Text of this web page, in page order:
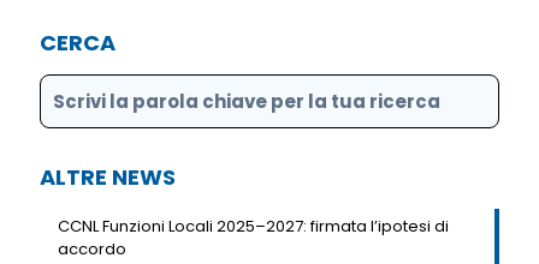
CERCA
ALTRE NEWS
CCNL Funzioni Locali 2025–2027: firmata l’ipotesi di
accordo